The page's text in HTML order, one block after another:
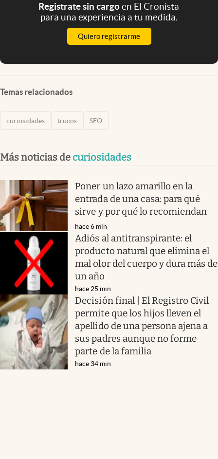
Registrate sin cargoen El Cronista
para una experiencia a tu medida.
Quiero registrarme
Temas relacionados
curiosidades trucos SEO
Más noticias de curiosidades
Poner un lazo amarillo en la
entrada de una casa: para qué
sirve y por qué lo recomiendan
hace 6 min
Adiós al antitranspirante: el
producto natural que elimina el
mal olor del cuerpo y dura más de
un año
hace 25 min
Decisión final | El Registro Civil
permite que los hijos lleven el
apellido de una persona ajena a
sus padres aunque no forme
parte de la familia
hace 34 min